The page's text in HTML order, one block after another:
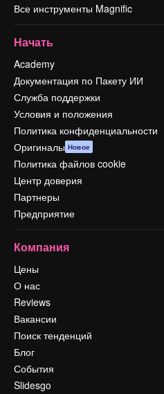
Все инструменты Magnific
Начать
Academy
Документация по Пакету ИИ
Служба поддержки
Условия и положения
Политика конфиденциальности
Оригиналы Новое
Политика файлов cookie
Центр доверия
Партнеры
Предприятие
Компания
Цены
О нас
Reviews
Вакансии
Поиск тенденций
Блог
События
Slidesgo